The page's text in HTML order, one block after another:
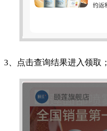
3、点击查询结果进入领取；